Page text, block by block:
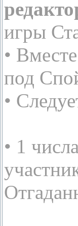
игры
•
под
•
• 1